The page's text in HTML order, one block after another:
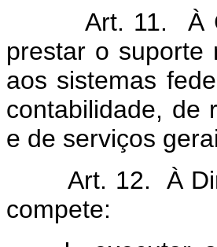
Art. 11. À
prestar o suporte
aos sistemas
contabilidade, de
e de serviços
Art. 12. À
compete: